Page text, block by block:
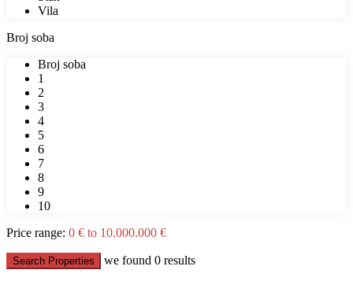
Vila
Broj soba
Broj soba
1
2
3
4
5
6
7
8
9
10
Price range: 0 € to 10.000.000 €
Search Properties we found 0 results